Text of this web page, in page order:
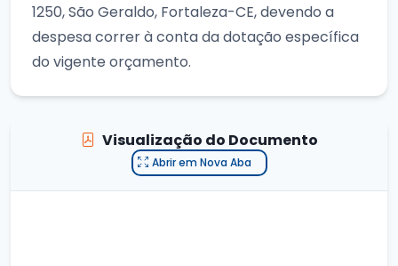
1250, São Geraldo, Fortaleza-CE, devendo a
despesa correr à conta da dotação específica
do vigente orçamento.
Visualização do Documento
Abrir em Nova Aba